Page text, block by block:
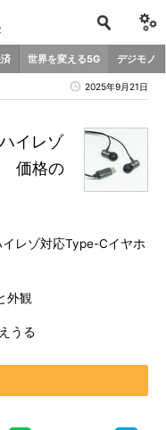
世界を変える5G デジモノ
2025年9月21日
イレゾ
価格の
レゾ対応Type-Cイヤホ
外観
うる